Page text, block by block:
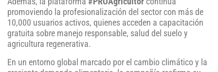
promoviendo la profesionalización del sector con más de
10,000 usuarios activos, quienes acceden a capacitación
gratuita sobre manejo responsable, salud del suelo y
agricultura regenerativa.
En un entorno global marcado por el cambio climático y la